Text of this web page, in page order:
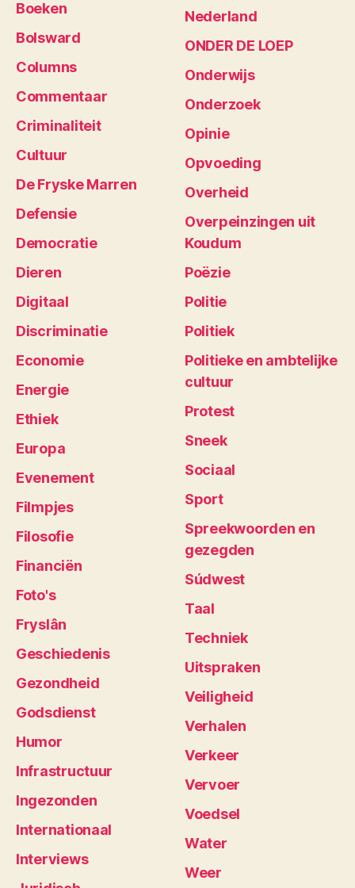
Boeken
Bolsward
Columns
Commentaar
Criminaliteit
Cultuur
De Fryske Marren
Defensie
Democratie
Dieren
Digitaal
Discriminatie
Economie
Energie
Ethiek
Europa
Evenement
Filmpjes
Filosofie
Financiën
Foto's
Fryslân
Geschiedenis
Gezondheid
Godsdienst
Humor
Infrastructuur
Ingezonden
Internationaal
Interviews
Nederland
ONDER DE LOEP
Onderwijs
Onderzoek
Opinie
Opvoeding
Overheid
Overpeinzingen uit
Koudum
Poëzie
Politie
Politiek
Politieke en ambtelijke
cultuur
Protest
Sneek
Sociaal
Sport
Spreekwoorden en
gezegden
Súdwest
Taal
Techniek
Uitspraken
Veiligheid
Verhalen
Verkeer
Vervoer
Voedsel
Water
Weer